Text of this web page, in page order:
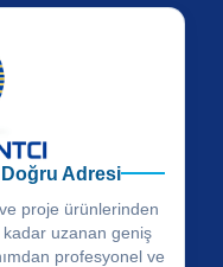
Adresi
proje ürünlerinden
uzanan geniş
profesyonel ve